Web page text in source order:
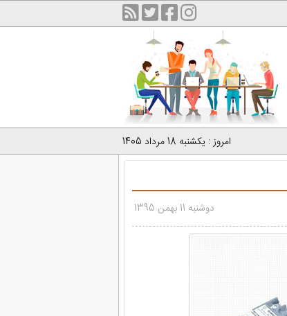
امروز : یکشنبه 18 مرداد 1405
دوشنبه 11 بهمن 1395